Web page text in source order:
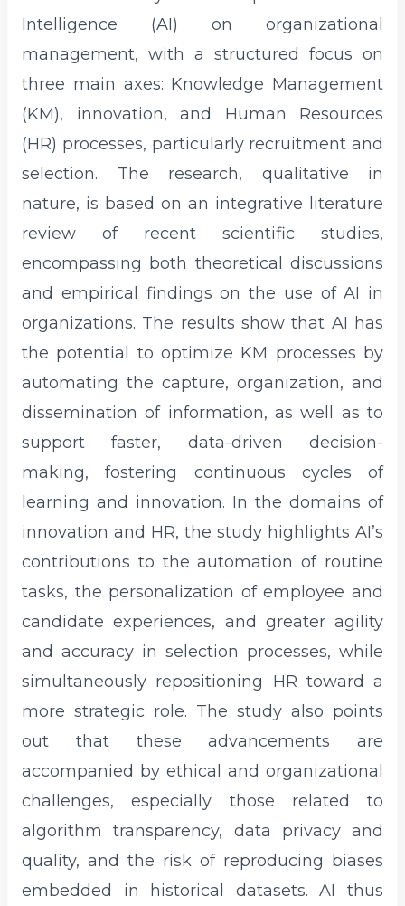
Intelligence (AI) on organizational
management, with a structured focus on
three main axes: Knowledge Management
(KM), innovation, and Human Resources
(HR) processes, particularly recruitment and
selection. The research, qualitative in
nature, is based on an integrative literature
review of recent scientific studies,
encompassing both theoretical discussions
and empirical findings on the use of AI in
organizations. The results show that AI has
the potential to optimize KM processes by
automating the capture, organization, and
dissemination of information, as well as to
support faster, data-driven decision-
making, fostering continuous cycles of
learning and innovation. In the domains of
innovation and HR, the study highlights AI’s
contributions to the automation of routine
tasks, the personalization of employee and
candidate experiences, and greater agility
and accuracy in selection processes, while
simultaneously repositioning HR toward a
more strategic role. The study also points
out that these advancements are
accompanied by ethical and organizational
challenges, especially those related to
algorithm transparency, data privacy and
quality, and the risk of reproducing biases
embedded in historical datasets. AI thus